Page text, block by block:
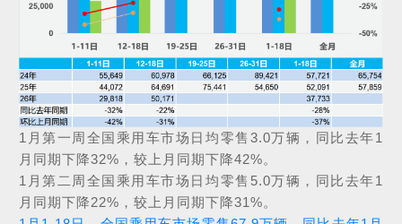
1月第一周全国乘用车市场日均零售3.0万辆，同比去年1
月同期下降32%，较上月同期下降42%。
1月第二周全国乘用车市场日均零售5.0万辆，同比去年1
月同期下降22%，较上月同期下降31%。